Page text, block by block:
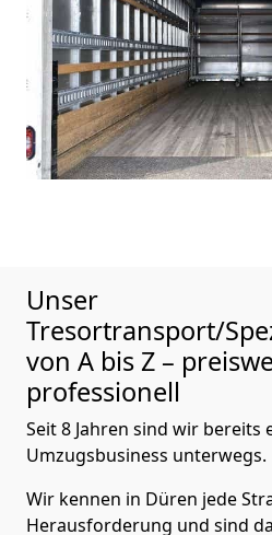
Unser
Tresortransport/
von A bis Z –
professionell
Seit 8 Jahren sind wir bereits
Umzugsbusiness unterwegs.
Wir kennen in Düren jede
Herausforderung und sind